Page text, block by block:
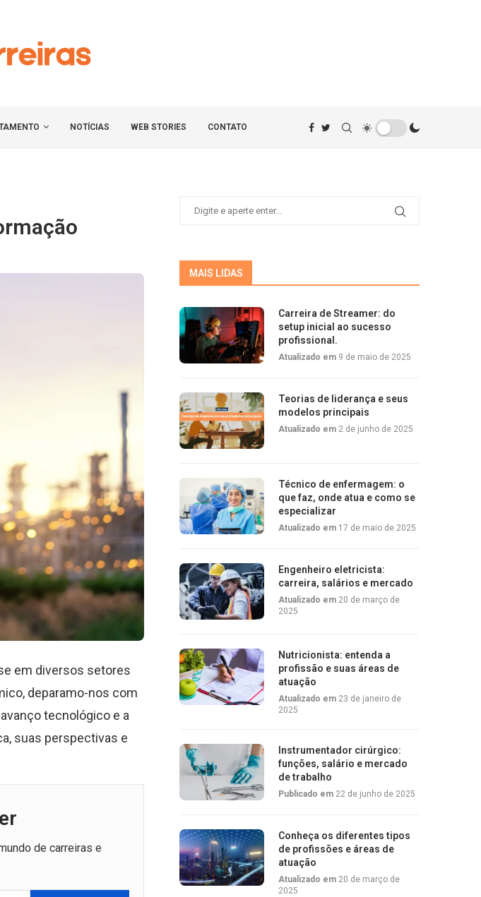
NOTÍCIAS WEB STORIES CONTATO
em diversos setores
deparamo-nos com
tecnológico e a
suas perspectivas e
de carreiras e
MAIS LIDAS
Carreira de Streamer: do
setup inicial ao sucesso
profissional.
Atualizado em 9 de maio de 2025
Teorias de liderança e seus
modelos principais
Atualizado em 2 de junho de 2025
Técnico de enfermagem: o
que faz, onde atua e como se
especializar
Atualizado em 17 de maio de 2025
Engenheiro eletricista:
carreira, salários e mercado
Atualizado em 20 de março de
2025
Nutricionista: entenda a
profissão e suas áreas de
atuação
Atualizado em 23 de janeiro de
2025
Instrumentador cirúrgico:
funções, salário e mercado
de trabalho
Publicado em 22 de junho de 2025
Conheça os diferentes tipos
de profissões e áreas de
atuação
Atualizado em 20 de março de
2025